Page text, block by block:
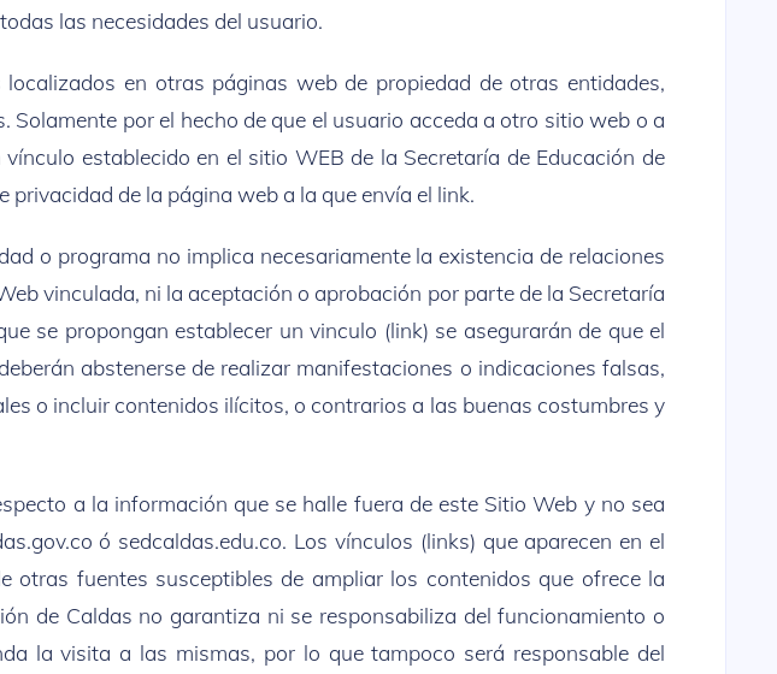
las necesidades del usuario.
en otras páginas web de propiedad de otras entidades,
por el hecho de que el usuario acceda a otro sitio web o a
establecido en el sitio WEB de la Secretaría de Educación de
de la página web a la que envía el link.
o programa no implica necesariamente la existencia de relaciones
vinculada, ni la aceptación o aprobación por parte de la Secretaría
se propongan establecer un vinculo (link) se asegurarán de que el
abstenerse de realizar manifestaciones o indicaciones falsas,
o incluir contenidos ilícitos, o contrarios a las buenas costumbres y
a la información que se halle fuera de este Sitio Web y no sea
ó sedcaldas.edu.co. Los vínculos (links) que aparecen en el
fuentes susceptibles de ampliar los contenidos que ofrece la
de Caldas no garantiza ni se responsabiliza del funcionamiento o
la visita a las mismas, por lo que tampoco será responsable del